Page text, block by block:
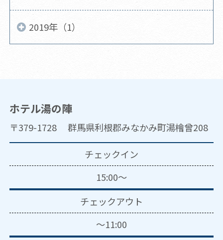
2019年（1）
ホテル湯の陣
〒379-1728 群馬県利根郡みなかみ町湯檜曾208
チェックイン
15:00～
チェックアウト
～11:00